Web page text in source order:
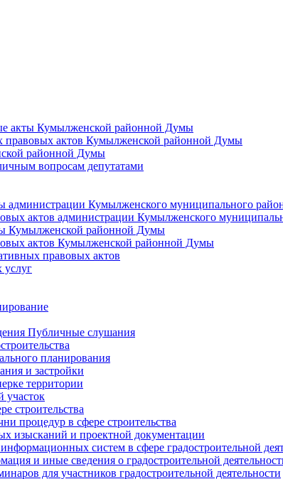
акты Кумылженской районной Думы
правовых актов Кумылженской районной Думы
районной Думы
вопросам депутатами
администрации Кумылженского муниципального
актов администрации Кумылженского
Кумылженской районной Думы
актов Кумылженской районной Думы
правовых актов
услуг
Публичные слушания
планирования
и застройки
территории
участок
строительства
процедур в сфере строительства
изысканий и проектной документации
систем в сфере градостроительной
и иные сведения о градостроительной
для участников градостроительной деятельности